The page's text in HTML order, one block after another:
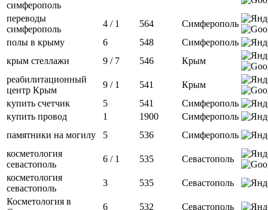
симферополь
переводы
симферополь
4 / 1 564
Симферополь
полы в крыму
6 548
Симферополь
крым стеллажи
9 / 7 546
Крым
реабилитационный
центр Крым
9 / 1 541
Крым
купить счетчик
5 541
Симферополь
купить провод
1 1900
Симферополь
памятники на могилу
5 536
Симферополь
косметология
севастополь
6 / 1 535
Севастополь
косметология
севастополь
3 535
Севастополь
Косметология в
6 532 Севастополь